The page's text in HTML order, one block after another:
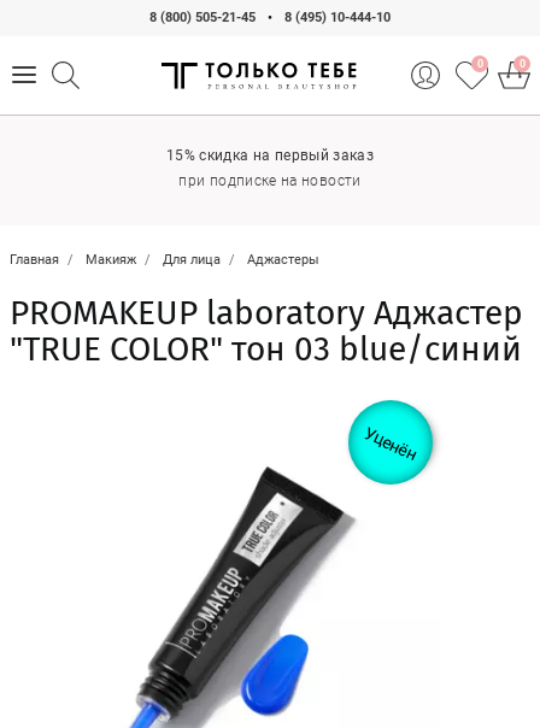
8 (800) 505-21-45 • 8 (495) 10-444-10
0 0
15% скидка на первый заказ
при подписке на новости
Главная Макияж Для лица Аджастеры
PROMAKEUP laboratory Аджастер
"TRUE COLOR" тон 03 blue/синий
Уценён